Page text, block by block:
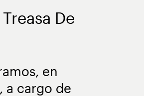
De
en
a cargo de